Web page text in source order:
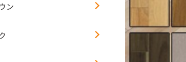
ン